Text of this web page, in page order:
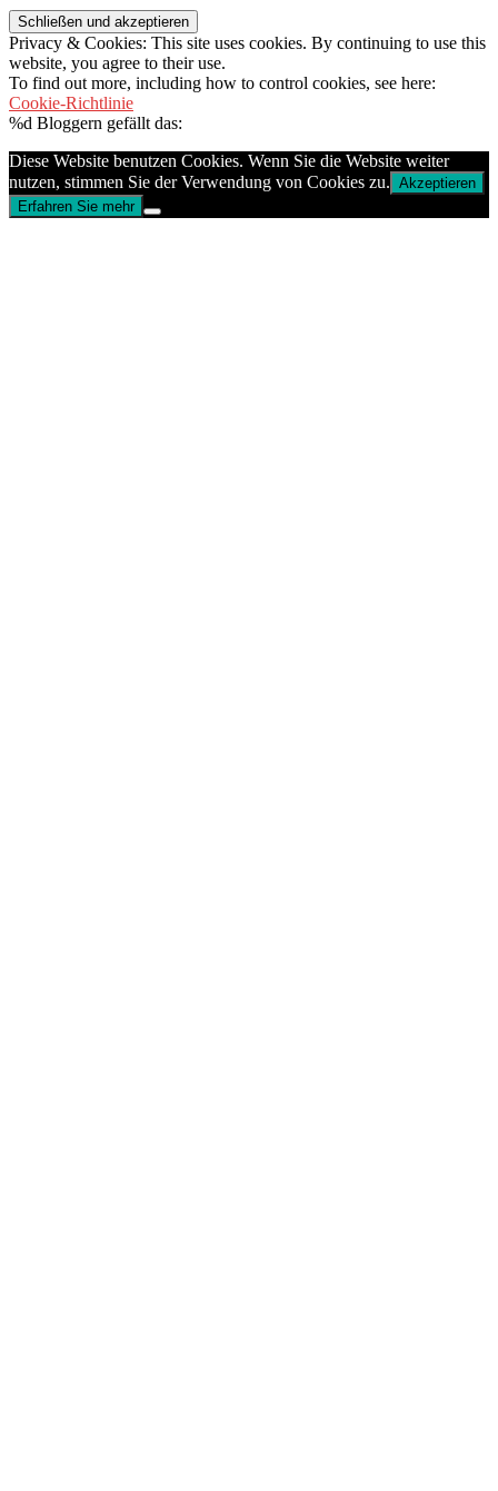
Privacy & Cookies: This site uses cookies. By continuing to use this
website, you agree to their use.
To find out more, including how to control cookies, see here:
Cookie-Richtlinie
%d Bloggern gefällt das:
Diese Website benutzen Cookies. Wenn Sie die Website weiter
nutzen, stimmen Sie der Verwendung von Cookies zu. Akzeptieren
Erfahren Sie mehr